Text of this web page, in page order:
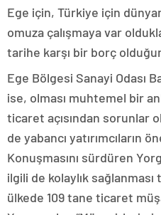
Ege için, Türkiye için
omuza çalışmaya var
tarihe karşı bir borç
Ege Bölgesi Sanayi Odası
ise, olması muhtemel bir
ticaret açısından sorunlar
de yabancı yatırımcıların
Konuşmasını sürdüren
ilgili de kolaylık
ülkede 109 tane ticaret